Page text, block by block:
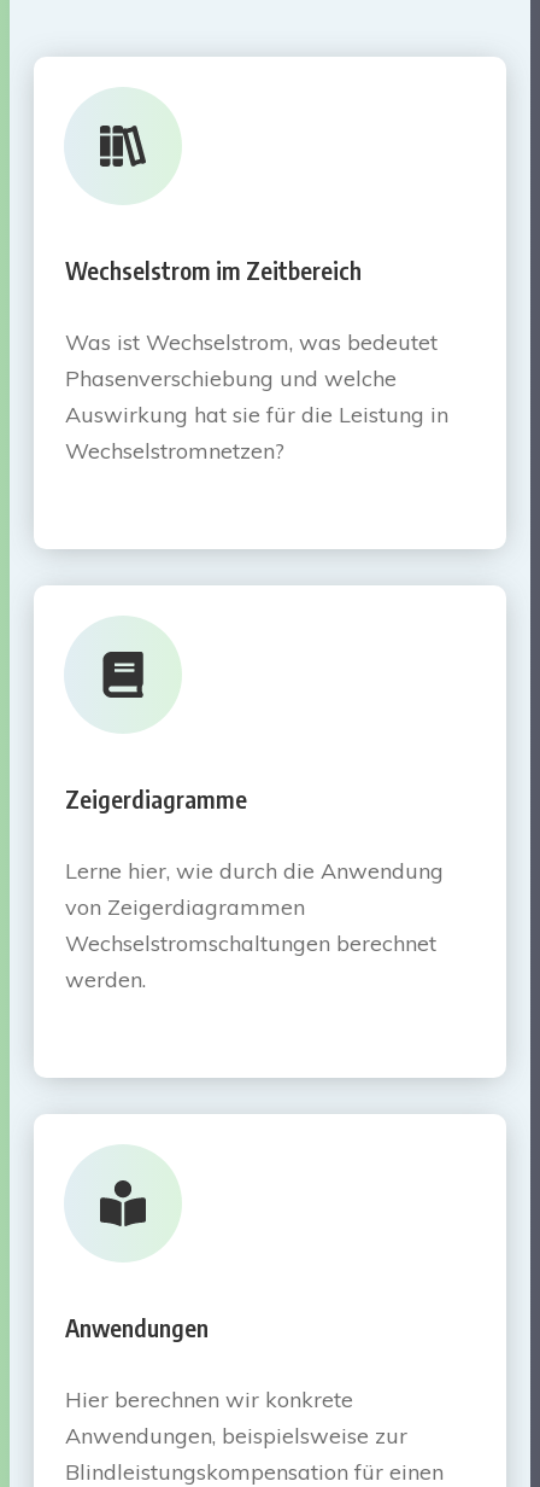
Wechselstrom im Zeitbereich
Was ist Wechselstrom, was bedeutet
Phasenverschiebung und welche
Auswirkung hat sie für die Leistung in
Wechselstromnetzen?
Zeigerdiagramme
Lerne hier, wie durch die Anwendung
von Zeigerdiagrammen
Wechselstromschaltungen berechnet
werden.
Anwendungen
Hier berechnen wir konkrete
Anwendungen, beispielsweise zur
Blindleistungskompensation für einen